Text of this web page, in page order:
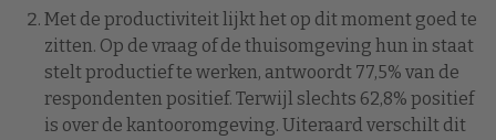
Met de productiviteit lijkt het op dit moment goed te
zitten. Op de vraag of de thuisomgeving hun in staat
stelt productief te werken, antwoordt 77,5% van de
respondenten positief. Terwijl slechts 62,8% positief
is over de kantooromgeving. Uiteraard verschilt dit